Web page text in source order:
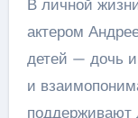
В личной
актером
детей — дочь
и
поддерживают